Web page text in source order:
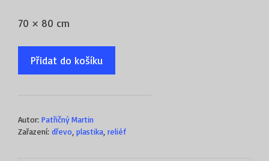
70 × 80 cm
Přidat do košíku
Autor: Patřičný Martin
Zařazení: dřevo plastika reliéf